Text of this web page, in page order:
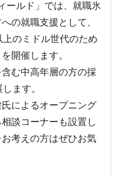
ールド」では、就職氷
の就職支援として、
のミドル世代のため
開催します。
む中高年層の方の採
ます。
によるオープニング
談コーナーも設置し
考えの方はぜひお気